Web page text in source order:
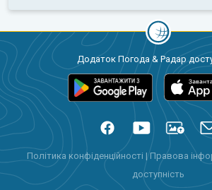
Додаток Погода & Радар
Політика конфіденційності |Правова
доступність